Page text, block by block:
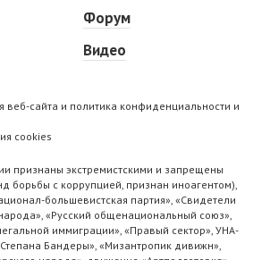
Форум
Видео
веб-сайта и политика конфиденциальности и
cookies
признаны экстремистскими и запрещены
борьбы с коррупцией, признан иноагентом),
большевистская партия», «Свидетели
«Русский общенациональный союз»,
иммиграции», «Правый сектор», УНА-
Бандеры», «Мизантропик дивижн»,